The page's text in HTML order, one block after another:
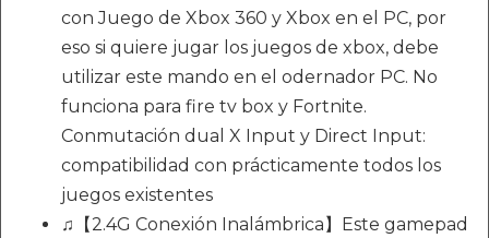
con Juego de Xbox 360 y Xbox en el PC, por
eso si quiere jugar los juegos de xbox, debe
utilizar este mando en el odernador PC. No
funciona para fire tv box y Fortnite.
Conmutación dual X Input y Direct Input:
compatibilidad con prácticamente todos los
juegos existentes
♫【2.4G Conexión Inalámbrica】Este gamepad